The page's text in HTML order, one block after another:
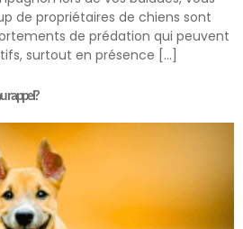
de propriétaires de chiens sont
de prédation qui peuvent
surtout en présence […]
rappel?